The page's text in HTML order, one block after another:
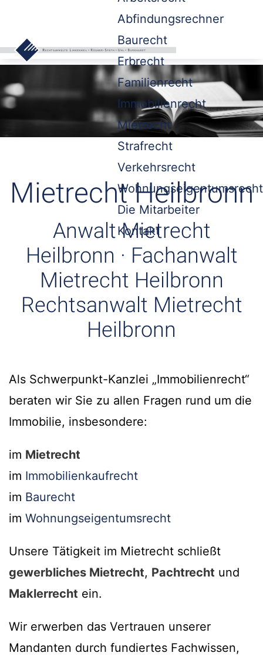
Abfindungsrechner
Baurecht
Erbrecht
Familienrecht
Immobilienrecht
Mietrecht
Strafrecht
Verkehrsrecht
Wohnungseigentumsrecht
Die Mitarbeiter
Kontakt
Mietrecht Heilbronn
Anwalt Mietrecht
Heilbronn · Fachanwalt
Mietrecht Heilbronn
Rechtsanwalt Mietrecht
Heilbronn
Als Schwerpunkt-Kanzlei „Immobilienrecht“
beraten wir Sie zu allen Fragen rund um die
Immobilie, insbesondere:
im Mietrecht
im Immobilienkaufrecht
im Baurecht
im Wohnungseigentumsrecht
Unsere Tätigkeit im Mietrecht schließt
gewerbliches Mietrecht, Pachtrecht und
Maklerrecht ein.
Wir erwerben das Vertrauen unserer
Mandanten durch fundiertes Fachwissen,